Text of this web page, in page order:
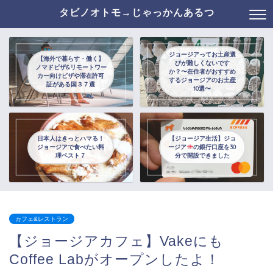
タビノオトモ→じゃっかんあるつ
【海外で暮らす・働く】
ノマドビザ&リモートワー
カー向けビザや滞在許可
証がある国３７選
ジョージアってお土産選
びが難しくないです
か？〜在住者がおすすめ
するジョージアのお土産
10選〜
日本人はきっとハマる！
ジョージアで食べたい料
理ベスト７
【ジョージア生活】ジョ
ージア
の銀行口座を30
分で開設できました
カフェ&レストラン
【ジョージアカフェ】Vakeにも
Coffee Labがオープンしたよ！